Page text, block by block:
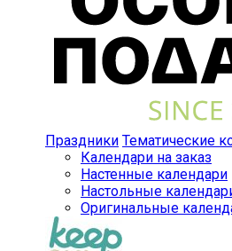
Праздники Тематические
Календари на заказ
Настенные календари
Настольные
Оригинальные